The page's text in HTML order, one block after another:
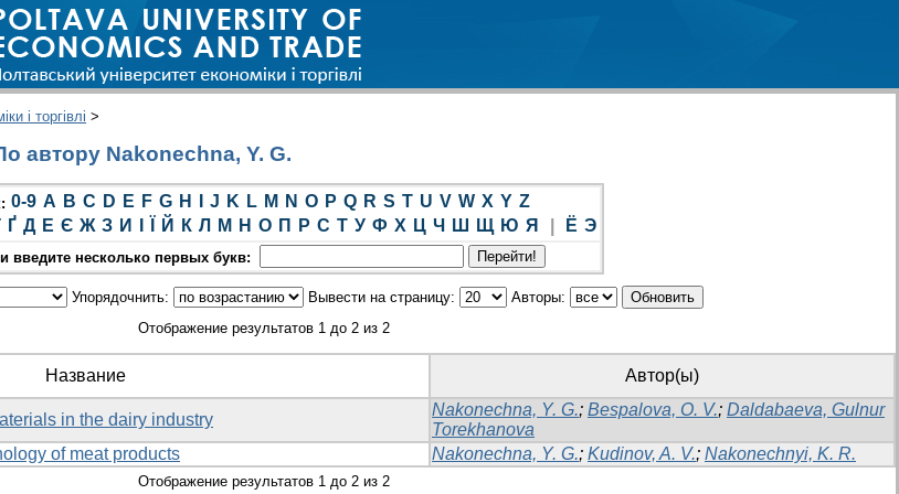
і торгівлі >
автору Nakonechna, Y. G.
0-9 A B C D E F G H J K L M N O P Q R S T U V W X Y Z
Ґ Д Е Є Ж З И Й К Л М Н О П Р С Т У Ф Х Ц Ч Ш Щ Ю Я Ё Э
введите несколько первых букв:
Упорядочнить: Вывести на страницу:
Авторы:
Отображение результатов 1 до 2 из 2
Название Автор(ы)
in the dairy industry
Nakonechna, Y. G.; Bespalova, O. V.; Daldabaeva, Gulnur
Torekhanova
of meat products Nakonechna, Y. G.; Kudinov, A. V.; Nakonechnyi, K. R.
Отображение результатов 1 до 2 из 2